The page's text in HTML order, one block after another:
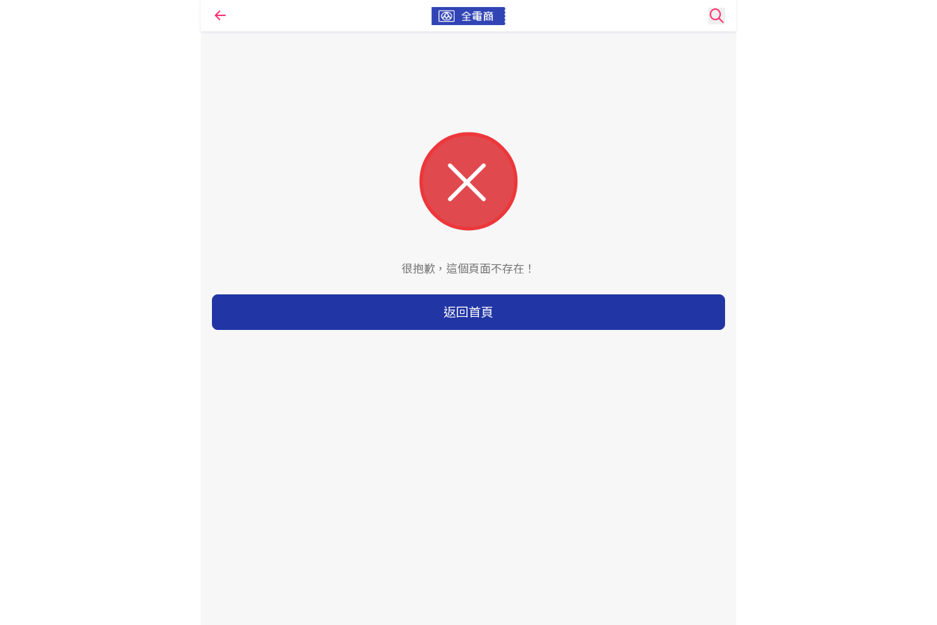
很抱歉，這個頁面不存在！
返回首頁